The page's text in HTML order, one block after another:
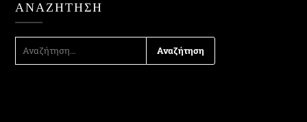
ΑΝΑΖΉΤΗΣΗ
ΑΝΑΖΉΤΗΣΗ
ΓΙΑ: